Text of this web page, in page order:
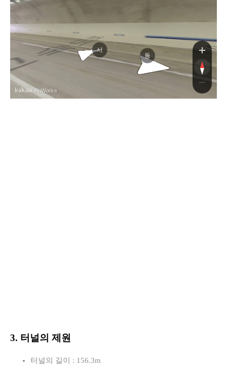
당진영덕고속
당진영덕고속
서
동
, KnWorks
3. 터널의 제원
터널의 길이 : 156.3m